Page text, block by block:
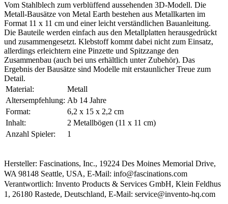
Vom Stahlblech zum verblüffend aussehenden 3D-Modell. Die
Metall-Bausätze von Metal Earth bestehen aus Metallkarten im
Format 11 x 11 cm und einer leicht verständlichen Bauanleitung.
Die Bauteile werden einfach aus den Metallplatten herausgedrückt
und zusammengesetzt. Klebstoff kommt dabei nicht zum Einsatz,
allerdings erleichtern eine Pinzette und Spitzzange den
Zusammenbau (auch bei uns erhältlich unter Zubehör). Das
Ergebnis der Bausätze sind Modelle mit erstaunlicher Treue zum
Detail.
Material:
Metall
Altersempfehlung: Ab 14 Jahre
Format:
6,2 x 15 x 2,2 cm
Inhalt:
2 Metallbögen (11 x 11 cm)
Anzahl Spieler:
1
Hersteller: Fascinations, Inc., 19224 Des Moines Memorial Drive,
WA 98148 Seattle, USA, E-Mail: info@fascinations.com
Verantwortlich: Invento Products & Services GmbH, Klein Feldhus
1, 26180 Rastede, Deutschland, E-Mail: service@invento-hq.com